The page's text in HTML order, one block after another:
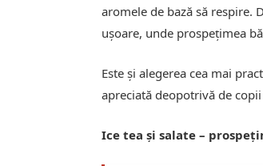
aromele de bază să respire.
ușoare, unde prospețimea
Este și alegerea cea mai
apreciată deopotrivă de
Ice tea și salate –